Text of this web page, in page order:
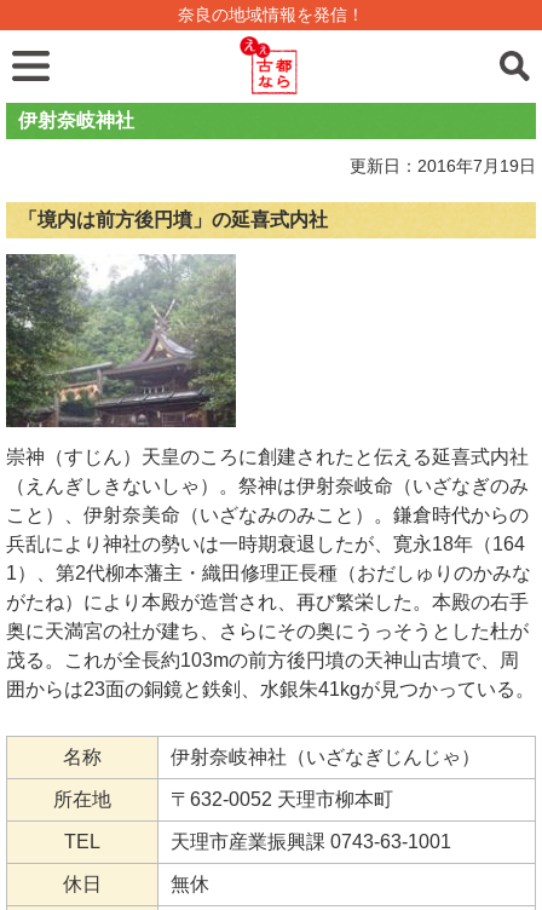
奈良の地域情報を発信！
伊射奈岐神社
更新日：2016年7月19日
「境内は前方後円墳」の延喜式内社
崇神（すじん）天皇のころに創建されたと伝える延喜式内社
（えんぎしきないしゃ）。祭神は伊射奈岐命（いざなぎのみ
こと）、伊射奈美命（いざなみのみこと）。鎌倉時代からの
兵乱により神社の勢いは一時期衰退したが、寛永18年（164
1）、第2代柳本藩主・織田修理正長種（おだしゅりのかみな
がたね）により本殿が造営され、再び繁栄した。本殿の右手
奥に天満宮の社が建ち、さらにその奥にうっそうとした杜が
茂る。これが全長約103mの前方後円墳の天神山古墳で、周
囲からは23面の銅鏡と鉄剣、水銀朱41kgが見つかっている。
名称 伊射奈岐神社（いざなぎじんじゃ）
所在地 〒632-0052 天理市柳本町
TEL 天理市産業振興課 0743-63-1001
休日 無休